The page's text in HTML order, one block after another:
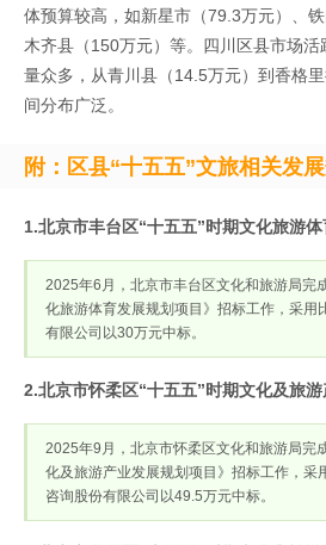
体预算较高，如新星市（79.3万元）、
木齐县（150万元）等。四川区县市场
量众多，从青川县（14.5万元）到香格
间分布广泛。
附：区县“十五五”文旅相关发
1.北京市丰台区“十五五”时期文化旅游
2025年6月，北京市丰台区文化和旅游局完
化旅游体育发展规划项目》招标工作，采用
有限公司以30万元中标。
2.北京市怀柔区“十五五”时期文化及旅
2025年9月，北京市怀柔区文化和旅游局完
化及旅游产业发展规划项目》招标工作，采
咨询股份有限公司以49.5万元中标。